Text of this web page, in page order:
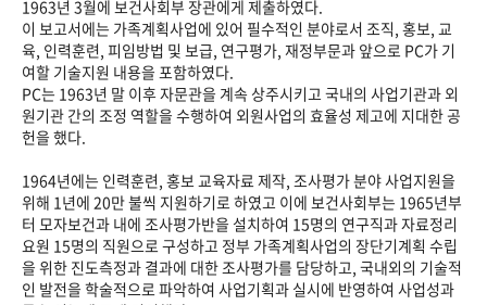
1963년 3월에 보건사회부 장관에게 제출하였다.
이 보고서에는 가족계획사업에 있어 필수적인 분야로서 조직, 홍보, 교
육, 인력훈련, 피임방법 및 보급, 연구평가, 재정부문과 앞으로 PC가 기
여할 기술지원 내용을 포함하였다.
PC는 1963년 말 이후 자문관을 계속 상주시키고 국내의 사업기관과 외
원기관 간의 조정 역할을 수행하여 외원사업의 효율성 제고에 지대한 공
헌을 했다.
1964년에는 인력훈련, 홍보 교육자료 제작, 조사평가 분야 사업지원을
위해 1년에 20만 불씩 지원하기로 하였고 이에 보건사회부는 1965년부
터 모자보건과 내에 조사평가반을 설치하여 15명의 연구직과 자료정리
요원 15명의 직원으로 구성하고 정부 가족계획사업의 장단기계획 수립
을 위한 진도측정과 결과에 대한 조사평가를 담당하고, 국내외의 기술적
인 발전을 학술적으로 파악하여 사업기획과 실시에 반영하여 사업성과